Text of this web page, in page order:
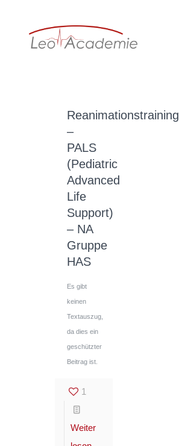
Reanimationstraining
–
PALS
(Pediatric
Advanced
Life
Support)
– NA
Gruppe
HAS
Es gibt
keinen
Textauszug,
da dies ein
geschützter
Beitrag ist.
1
Weiter